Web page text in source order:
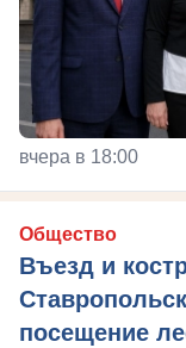
вчера в 18:00
Общество
Въезд и
посещение